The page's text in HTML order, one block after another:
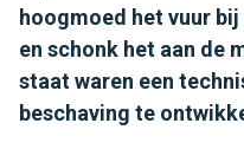
hoogmoed het vuur
en schonk het aan de
staat waren een
beschaving te